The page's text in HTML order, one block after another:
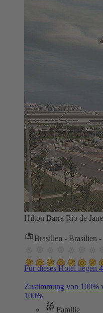
Hilton Barra Rio de
Brasilien - Brasilien
Für dieses Hotel liegen
Zustimmung von 100%
100%
Familie